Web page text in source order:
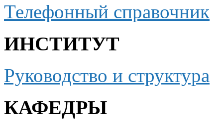
Телефонный справочник
ИНСТИТУТ
Руководство и структура
КАФЕДРЫ